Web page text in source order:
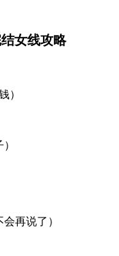
女线攻略
）
再说了）